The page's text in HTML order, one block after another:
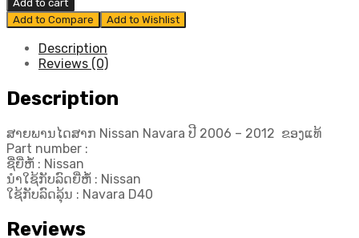
ໄດ
ສາກ
Nissan
Navara
2006
–
ແທ້
quantity
Add to cart
Add to Compare
Add to Wishlist
Description
Reviews (0)
Description
ສາຍພານໄດສາກ Nissan Navara ປີ 2006 – 2012 ຂອງແທ້
Part number :
ຊື່ຍີ່ຫໍ້ : Nissan
ນຳໃຊ້ກັບລົດຍີ່ຫໍ້ : Nissan
ໃຊ້ກັບລົດລຸ້ນ : Navara D40
Reviews